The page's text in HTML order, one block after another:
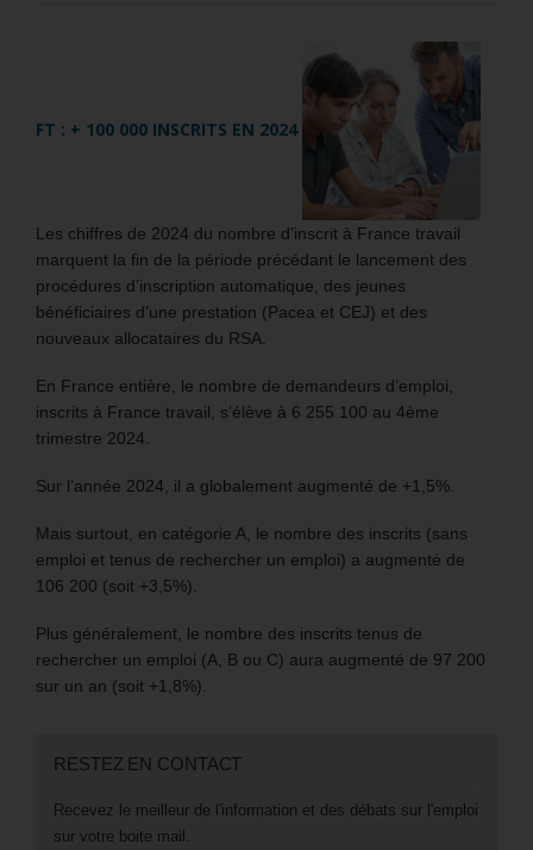
FT : + 100 000 INSCRITS EN 2024
Les chiffres de 2024 du nombre d’inscrit à France travail
marquent la fin de la période précédant le lancement des
procédures d’inscription automatique, des jeunes
bénéficiaires d’une prestation (Pacea et CEJ) et des
nouveaux allocataires du RSA.
En France entière, le nombre de demandeurs d’emploi,
inscrits à France travail, s’élève à 6 255 100 au 4ème
trimestre 2024.
Sur l’année 2024, il a globalement augmenté de +1,5%.
Mais surtout, en catégorie A, le nombre des inscrits (sans
emploi et tenus de rechercher un emploi) a augmenté de
106 200 (soit +3,5%).
Plus généralement, le nombre des inscrits tenus de
rechercher un emploi (A, B ou C) aura augmenté de 97 200
sur un an (soit +1,8%).
RESTEZ EN CONTACT
Recevez le meilleur de l'information et des débats sur l'emploi
sur votre boite mail.